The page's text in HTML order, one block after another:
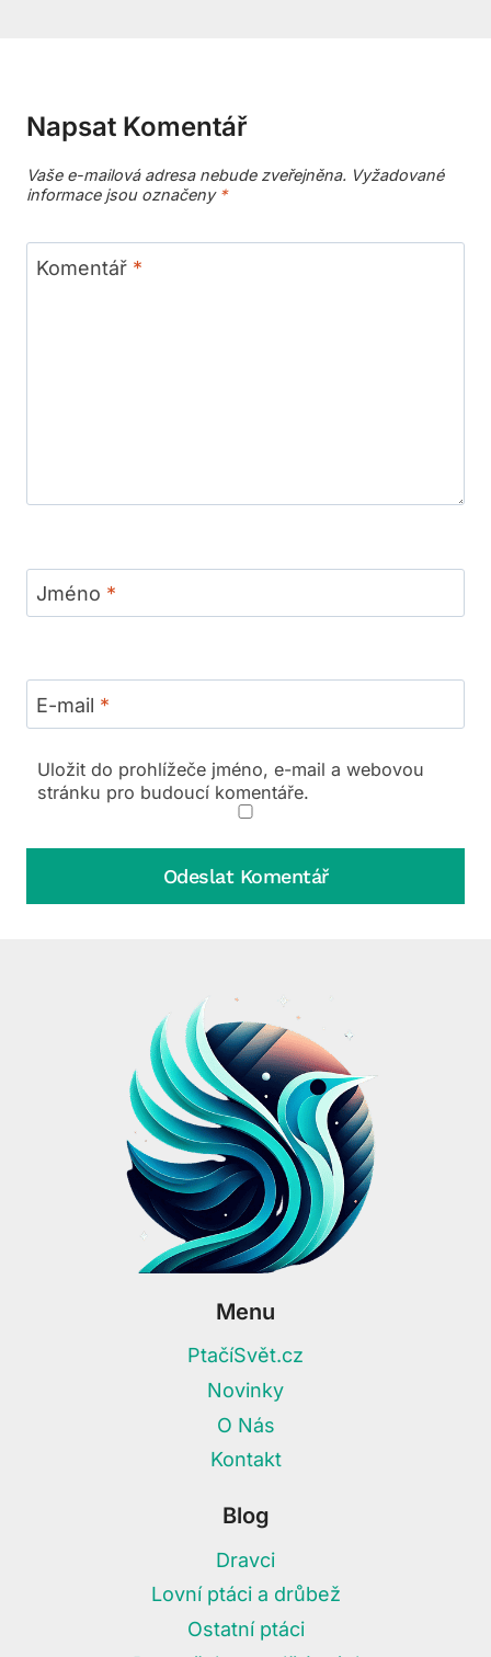
Napsat Komentář
Vaše e-mailová adresa nebude zveřejněna. Vyžadované
informace jsou označeny *
Komentář *
Jméno *
E-mail *
Uložit do prohlížeče jméno, e-mail a webovou
stránku pro budoucí komentáře.
Menu
PtačíSvět.cz
Novinky
O Nás
Kontakt
Blog
Dravci
Lovní ptáci a drůbež
Ostatní ptáci